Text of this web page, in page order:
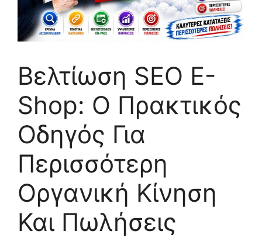
Βελτίωση SEO E-
Shop: Ο Πρακτικός
Οδηγός Για
Περισσότερη
Οργανική Κίνηση
Και Πωλήσεις